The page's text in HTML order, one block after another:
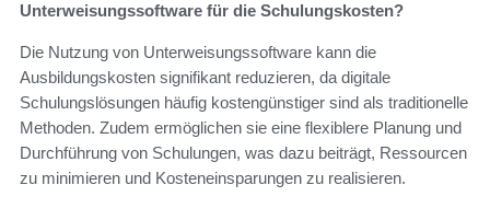
Unterweisungssoftware für die Schulungskosten?
Die Nutzung von Unterweisungssoftware kann die
Ausbildungskosten signifikant reduzieren, da digitale
Schulungslösungen häufig kostengünstiger sind als traditionelle
Methoden. Zudem ermöglichen sie eine flexiblere Planung und
Durchführung von Schulungen, was dazu beiträgt, Ressourcen
zu minimieren und Kosteneinsparungen zu realisieren.